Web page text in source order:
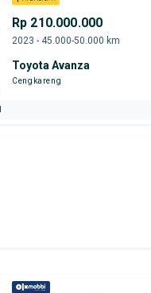
Rp 210.000.000
2023 - 45.000-50.000 km
Toyota Avanza
Cengkareng